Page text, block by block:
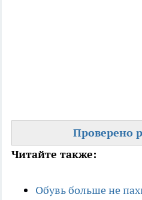
Проверено
Читайте также:
Обувь больше не